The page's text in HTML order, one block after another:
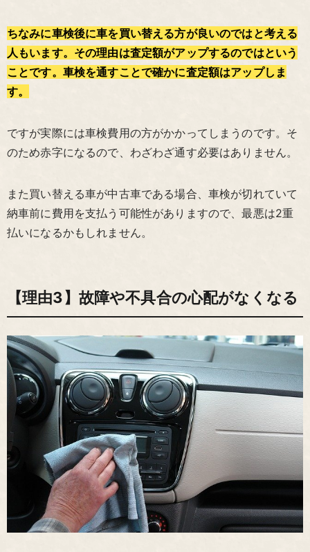
ちなみに車検後に車を買い替える方が良いのではと考える
人もいます。その理由は査定額がアップするのではという
ことです。車検を通すことで確かに査定額はアップしま
す。
ですが実際には車検費用の方がかかってしまうのです。そ
のため赤字になるので、わざわざ通す必要はありません。
また買い替える車が中古車である場合、車検が切れていて
納車前に費用を支払う可能性がありますので、最悪は2重
払いになるかもしれません。
【理由3】故障や不具合の心配がなくなる